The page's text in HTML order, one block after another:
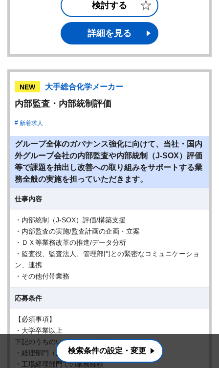
検討する
詳細を見る
NEW 大手総合化学メーカー
内部監査・内部統制評価
新着求人
グループ全体のガバナンス強化に向けて、当社・国内
外グループ会社の内部監査や内部統制（J-SOX）評価
等で課題を抽出し改善への取り組みをサポートする業
務全般の実施を担っていただきます。
仕事内容
・内部統制（J-SOX）評価/構築支援
・内部監査の実施/監査計画の企画・立案
・ＤＸ等業務改革の推進/データ分析
・監査役、監査法人、管理部門との緊密なコミュニケーショ
ン、連携
・その他付帯業務
応募条件
【必須事項】
・大学卒業以上
下記のうちのいずれかのご経験
・経理部門（財務会計）での業務経験
・工場経理部門での業務経験
検索条件の設定・変更